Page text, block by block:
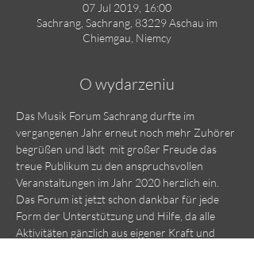
07 Jul 2019, 16:00
Sachrang, Sachrang, 83229 Aschau im
Chiemgau, Niemcy
O wydarzeniu
Das Musik Forum Sachrang durfte im
vergangenen Jahr erneut noch mehr Zuhörer
begrüßen und lädt  mit großer Freude das
treue Publikum zu den anspruchsvollen
Veranstaltungen im Jahr 2020 herzlich ein.
Das Forum ist jetzt schon dankbar für jede
Form der Unterstützung und Hilfe, da alle
Aktivitäten gänzlich aus eigener Kraft und